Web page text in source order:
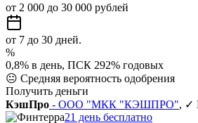
от 2 000 до 30 000 рублей
от 7 до 30 дней.
%
0,8% в день, ПСК 292% годовых
😐 Средняя вероятность одобрения
Получить деньги
КэшПро - ООО "МКК "КЭШПРО", ✓
21 день бесплатно